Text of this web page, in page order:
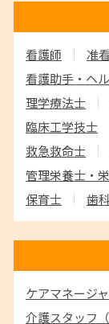
看護師 准
看護助手・ヘ
理学療法士
臨床工学技士
救急救命士
管理栄養士・
保育士
歯
ケアマネージ
介護スタッフ